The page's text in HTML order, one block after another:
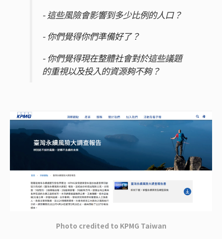
- 這些風險會影響到多少比例的人口？
- 你們覺得你們準備好了？
- 你們覺得現在整體社會對於這些議題
的重視以及投入的資源夠不夠？
Photo credited to KPMG Taiwan